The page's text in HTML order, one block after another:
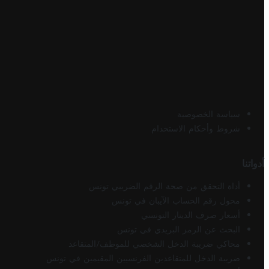
سياسة الخصوصية
شروط وأحكام الاستخدام
أدواتنا
أداة التحقق من صحة الرقم الضريبي تونس
محول رقم الحساب الآيبان في تونس
أسعار صرف الدينار التونسي
البحث عن الرمز البريدي في تونس
محاكي ضريبة الدخل الشخصي للموظف/المتقاعد
ضريبة الدخل للمتقاعدين الفرنسيين المقيمين في تونس